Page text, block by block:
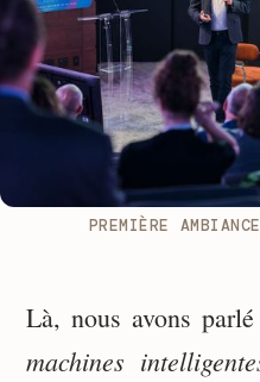
PREMIÈRE
Là, nous avons
machines